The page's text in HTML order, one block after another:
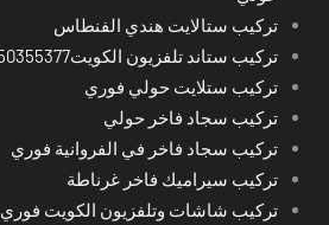
تركيب ستالايت هندي الفنطاس
تركيب ستاند تلفزيون الكويت50355377
تركيب ستلايت حولي فوري
تركيب سجاد فاخر حولي
تركيب سجاد فاخر في الفروانية فوري
تركيب سيراميك فاخر غرناطة
تركيب شاشات وتلفزيون الكويت فوري